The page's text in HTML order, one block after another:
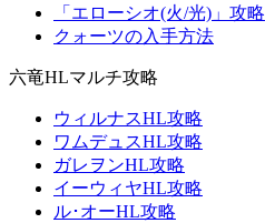
「エローシオ(火/光)」攻略
クォーツの入手方法
六竜HLマルチ攻略
ウィルナスHL攻略
ワムデュスHL攻略
ガレヲンHL攻略
イーウィヤHL攻略
ル･オーHL攻略